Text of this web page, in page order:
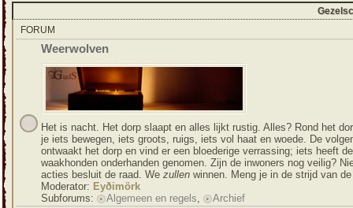
FORUM
Weerwolven
Het is nacht. Het dorp slaapt en alles lijkt rustig. Alles? Rond het
je iets bewegen, iets groots, ruigs, iets vol haat en woede. De
ontwaakt het dorp en vind er een bloederige verrassing; iets heeft de
waakhonden onderhanden genomen. Zijn de inwoners nog veilig?
acties besluit de raad. We zullen winnen. Meng je in de strijd van
Moderator: Eyðimörk
Subforums:
Algemeen en regels, Archief